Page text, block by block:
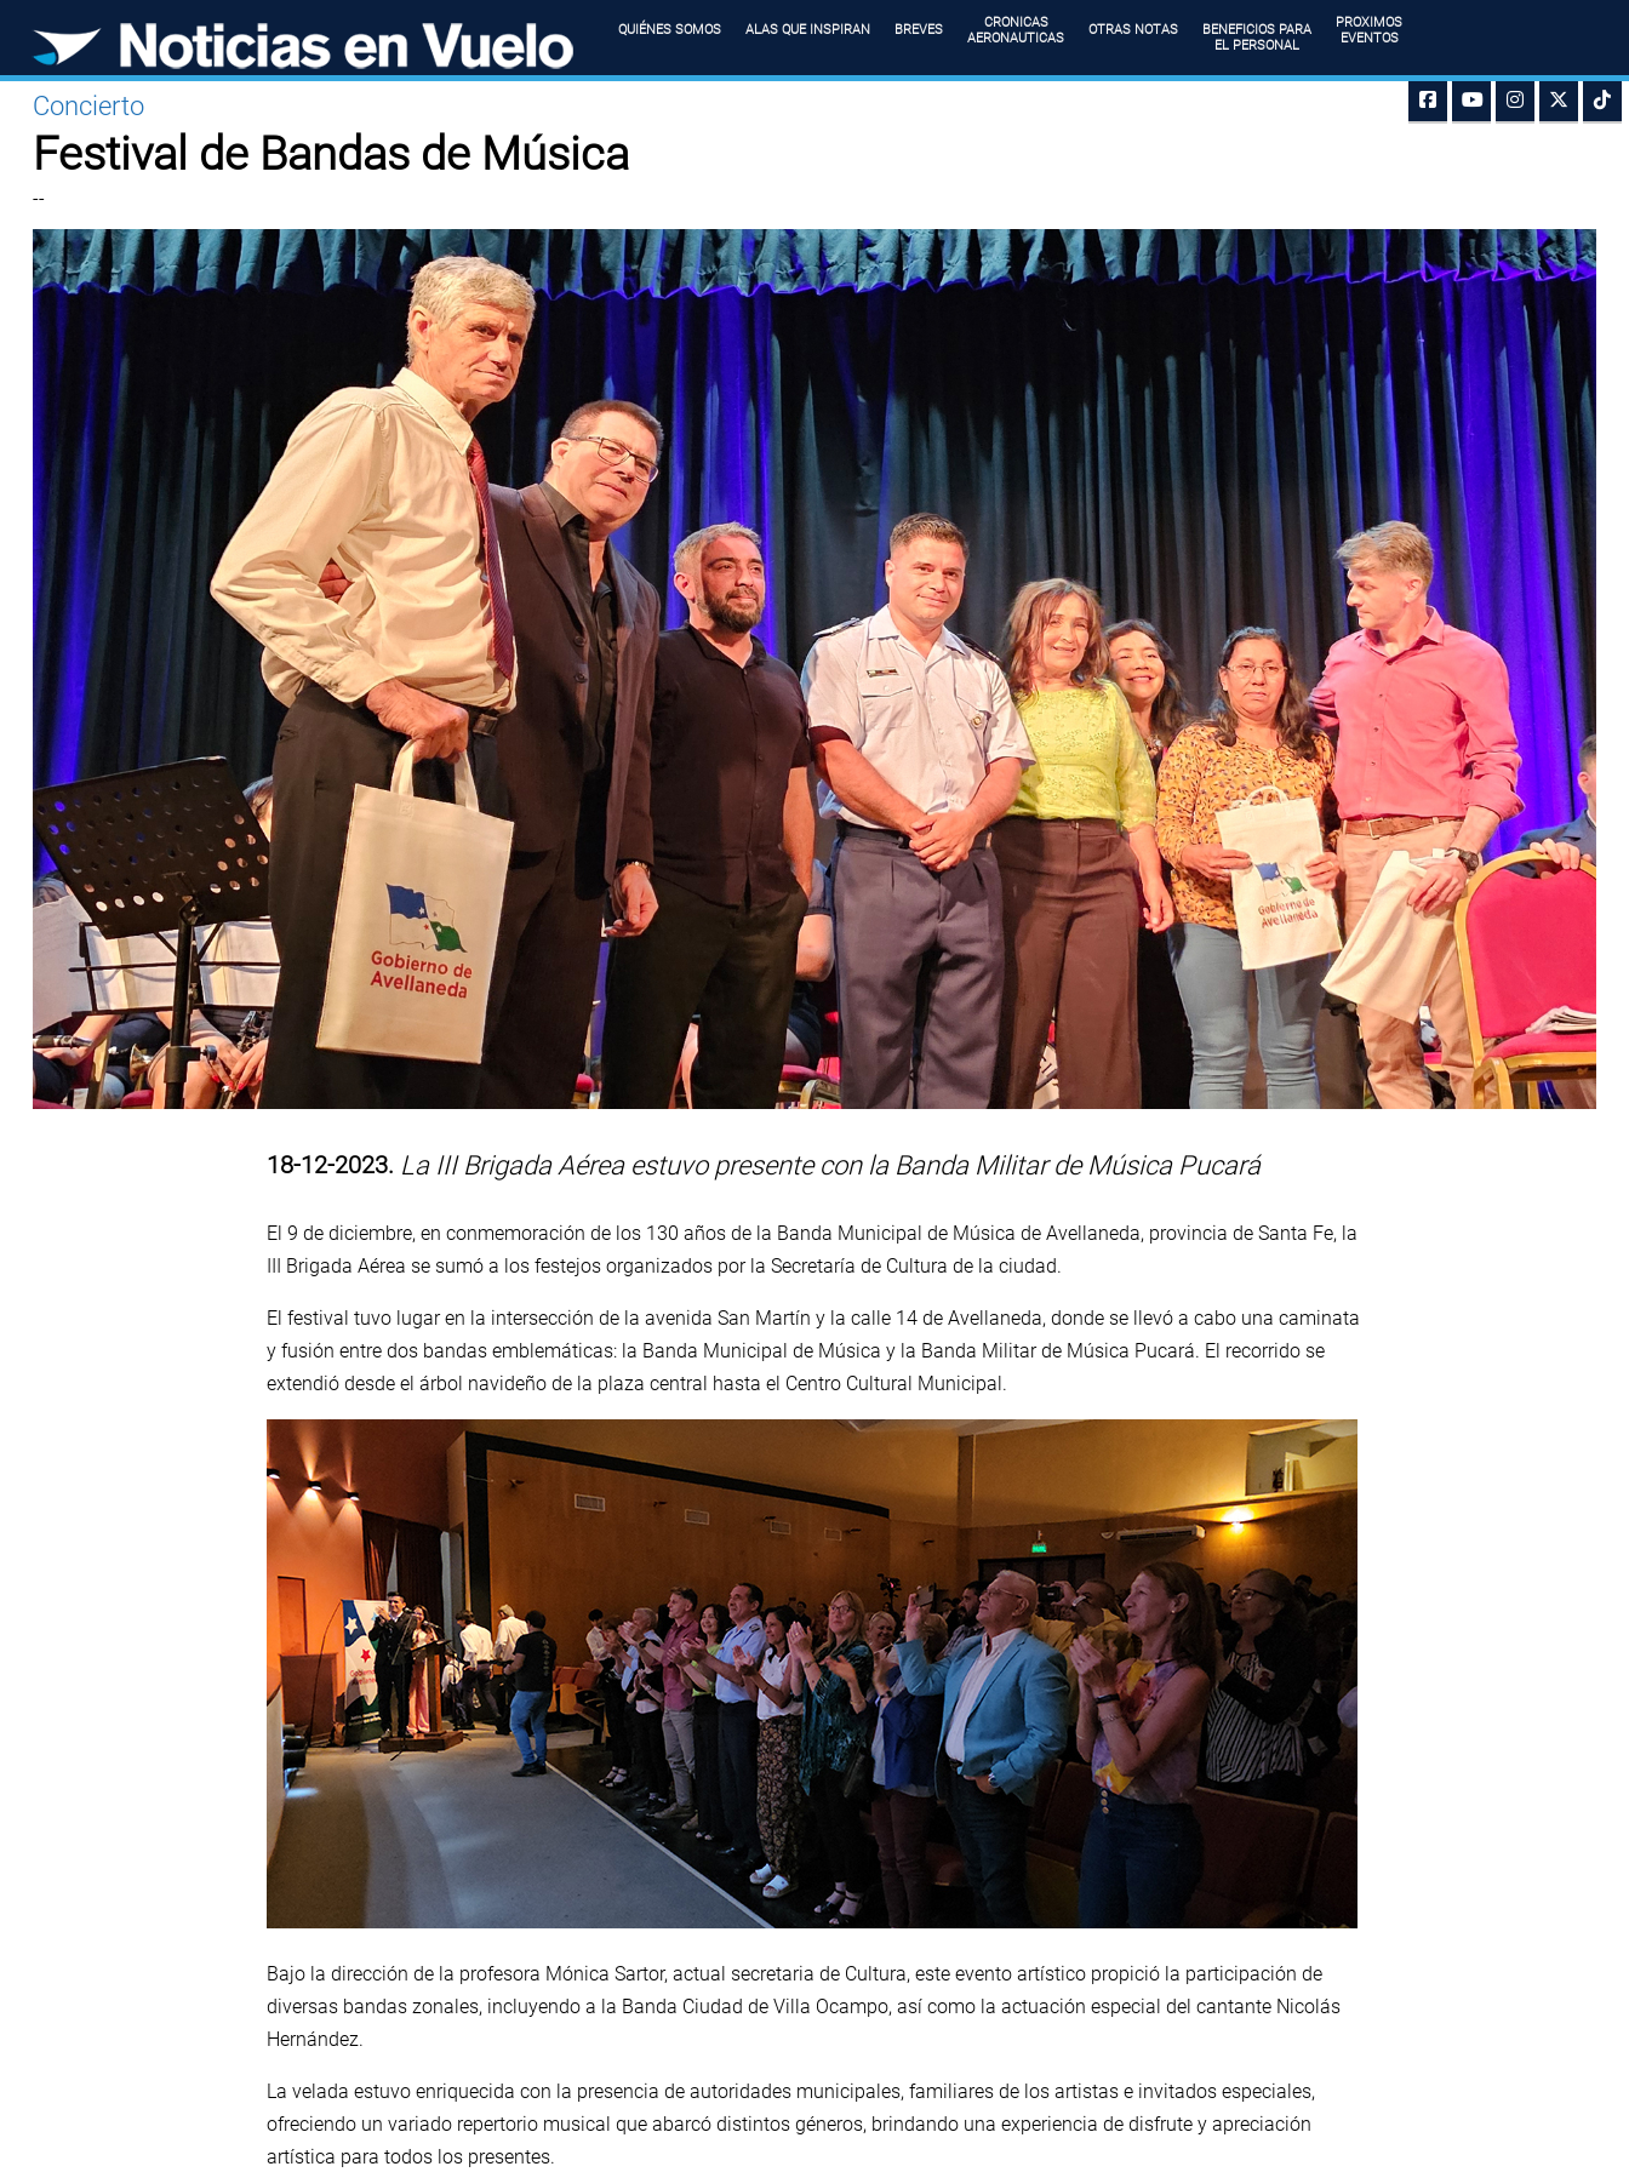
QUIÉNES SOMOS ALAS QUE INSPIRAN BREVES
CRONICAS
AERONAUTICAS
OTRAS NOTAS
BENEFICIOS PARA
EL PERSONAL
PROXIMOS
EVENTOS
Concierto
Festival de Bandas de Música
--
18-12-2023. La III Brigada Aérea estuvo presente con la Banda Militar de Música Pucará
El 9 de diciembre, en conmemoración de los 130 años de la Banda Municipal de Música de Avellaneda, provincia de Santa Fe, la
III Brigada Aérea se sumó a los festejos organizados por la Secretaría de Cultura de la ciudad.
El festival tuvo lugar en la intersección de la avenida San Martín y la calle 14 de Avellaneda, donde se llevó a cabo una caminata
y fusión entre dos bandas emblemáticas: la Banda Municipal de Música y la Banda Militar de Música Pucará. El recorrido se
extendió desde el árbol navideño de la plaza central hasta el Centro Cultural Municipal.
Bajo la dirección de la profesora Mónica Sartor, actual secretaria de Cultura, este evento artístico propició la participación de
diversas bandas zonales, incluyendo a la Banda Ciudad de Villa Ocampo, así como la actuación especial del cantante Nicolás
Hernández.
La velada estuvo enriquecida con la presencia de autoridades municipales, familiares de los artistas e invitados especiales,
ofreciendo un variado repertorio musical que abarcó distintos géneros, brindando una experiencia de disfrute y apreciación
artística para todos los presentes.